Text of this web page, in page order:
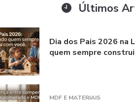
Últimos
Dia dos Pais 2026 na
quem sempre
MDF E MATERIAIS